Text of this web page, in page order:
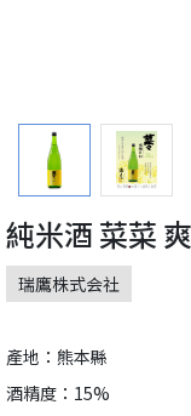
純米酒 菜菜
瑞鷹株式会社
產地：熊本縣
酒精度：15%